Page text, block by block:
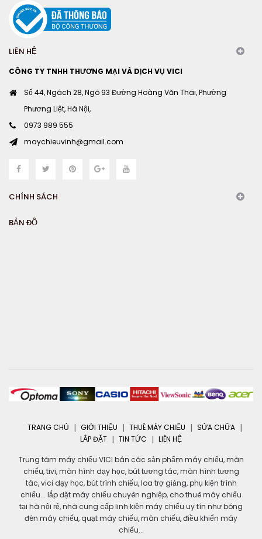
LIÊN HỆ
CÔNG TY TNHH THƯƠNG MẠI VÀ DỊCH VỤ VICI
Số 44, Ngách 28, Ngõ 93 Đường Hoàng Văn Thái, Phường
Phương Liệt, Hà Nội,
0973 989 555
maychieuvinh@gmail.com
CHÍNH SÁCH
BẢN ĐỒ
TRANG CHỦ GIỚI THIỆU THUÊ MÁY CHIẾU
SỬA CHỮA
LẮP ĐẶT
TIN TỨC LIÊN HỆ
Trung tâm máy chiếu VICI bán các sản phẩm máy chiếu, màn
chiếu, tivi, màn hình dạy học, bút tương tác, màn hình tương
tác, vici dạy học, bút trình chiếu, loa trợ giảng, phụ kiện trình
chiếu... lắp đặt máy chiếu chuyên nghiệp, cho thuê máy chiếu
tại hà nội rẻ, nhà cung cấp linh kiện máy chiếu uy tín như bóng
đèn máy chiếu, quạt máy chiếu, màn chiếu, điều khiển máy
chiếu...